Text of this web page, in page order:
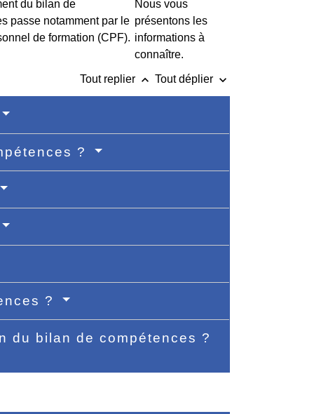
du bilan de
passe notamment par le
de formation (CPF).
Nous vous
présentons les
informations à
connaître.
Tout replier keyboard_arrow_up Tout déplier keyboard_arrow_down
?
?
du bilan de compétences ?